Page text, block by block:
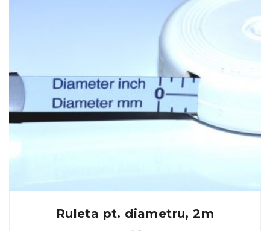
Ruleta pt. diametru, 2m